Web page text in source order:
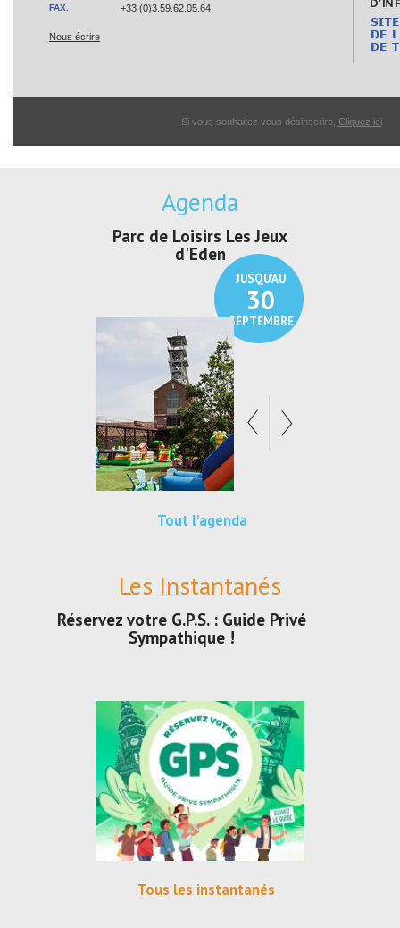
FAX. +33 (0)3.59.62.05.64
Nous écrire
Si vous souhaitez vous désinscrire, Cliquez ici
Agenda
JUSQU'AU
21
SEPTEMBRE
Exposition "Lucien Jonas -
Au pays du charbon ...
Tout l'agenda
Les Instantanés
Réservez votre G.P.S. : Guide Privé
Sympathique !
Tous les instantanés